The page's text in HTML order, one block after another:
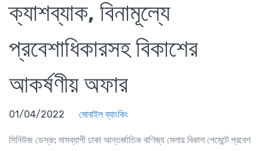
ক্যাশব্যাক, বিনামূল্যে
প্রবেশাধিকারসহ বিকাশের
আকর্ষণীয় অফার
01/04/2022 মোবাইল ব্যাংকিং
সিনিউজ ডেস্ক: মাসব্যাপী ঢাকা আন্তর্জাতিক বাণিজ্য মেলায় বিকাশ পেমেন্টে প্রবেশ